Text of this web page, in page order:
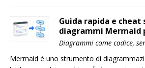
Guida rapida e cheat
diagrammi Mermaid
Diagrammi come codice,
Mermaid è uno strumento di